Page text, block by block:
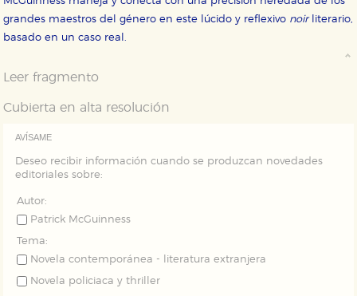
grandes maestros del género en este lúcido y reflexivo noirliterario,
basado en un caso real.
Leer fragmento
Cubierta en alta resolución
AVÍSAME
Deseo recibir información cuando se produzcan novedades
editoriales sobre:
Autor:
Patrick McGuinness
Tema:
Novela contemporánea - literatura extranjera
Novela policiaca y thriller
Puede consultar nuestrapolítica de cookies